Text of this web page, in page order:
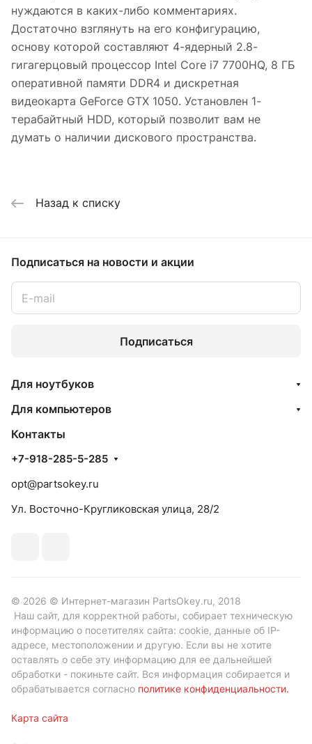
нуждаются в каких-либо комментариях.
Достаточно взглянуть на его конфигурацию,
основу которой составляют 4-ядерный 2.8-
гигагерцовый процессор Intel Core i7 7700HQ, 8 ГБ
оперативной памяти DDR4 и дискретная
видеокарта GeForce GTX 1050. Установлен 1-
терабайтный HDD, который позволит вам не
думать о наличии дискового пространства.
Назад к списку
Подписаться на новости и акции
Подписаться
Для ноутбуков
Для компьютеров
Контакты
+7-918-285-5-285
opt@partsokey.ru
Ул. Восточно-Кругликовская улица, 28/2
© 2026 © Интернет-магазин PartsOkey.ru, 2018
Наш сайт, для корректной работы, собирает техническую
информацию о посетителях сайта: cookie, данные об IP-
адресе, местоположении и другую. Если вы не хотите
оставлять о себе эту информацию для ее дальнейшей
обработки - покиньте сайт. Вся информация собирается и
обрабатывается согласно политике конфиденциальности.
Карта сайта